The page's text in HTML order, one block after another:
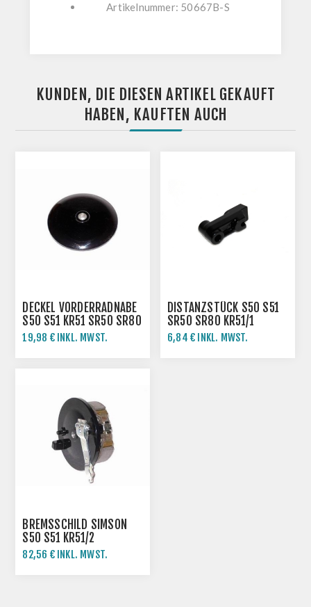
Artikelnummer: 50667B-S
KUNDEN, DIE DIESEN ARTIKEL GEKAUFT
HABEN, KAUFTEN AUCH
DECKEL VORDERRADNABE
S50 S51 KR51 SR50 SR80
19,98 € INKL. MWST.
DISTANZSTÜCK S50 S51
SR50 SR80 KR51/1
KR51/2
6,84 € INKL. MWST.
BREMSSCHILD SIMSON
S50 S51 KR51/2
82,56 € INKL. MWST.